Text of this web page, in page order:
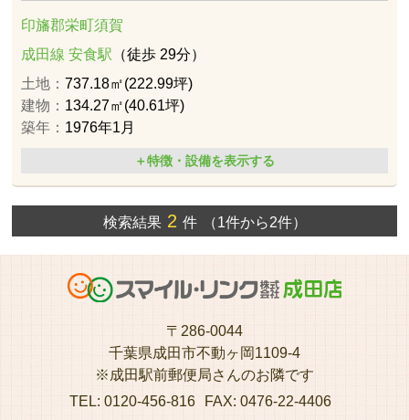
印旛郡栄町須賀
成田線 安食駅 （徒歩 29分）
土地：737.18㎡(222.99坪)
建物： 134.27㎡(40.61坪)
築年： 1976年1月
＋特徴・設備を表示する
検索結果2 件 （1件から2件）
〒286-0044
千葉県成田市不動ヶ岡1109-4
※成田駅前郵便局さんのお隣です
TEL: 0120-456-816
FAX: 0476-22-4406